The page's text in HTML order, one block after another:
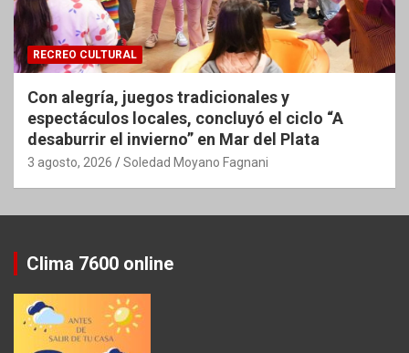
RECREO CULTURAL
Con alegría, juegos tradicionales y
espectáculos locales, concluyó el ciclo “A
desaburrir el invierno” en Mar del Plata
3 agosto, 2026 Soledad Moyano Fagnani
Clima 7600 online